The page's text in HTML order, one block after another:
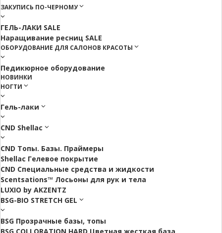
ЗАКУПИСЬ ПО-ЧЕРНОМУ
ГЕЛЬ-ЛАКИ SALE
Наращивание ресниц SALE
ОБОРУДОВАНИЕ ДЛЯ САЛОНОВ КРАСОТЫ
Педикюрное оборудование
НОВИНКИ
НОГТИ
Гель-лаки
CND Shellac
CND Топы. Базы. Праймеры
Shellac Гелевое покрытие
CND Специальные средства и жидкости
Scentsations™ Лосьоны для рук и тела
LUXIO by AKZENTZ
BSG-BIO STRETCH GEL
BSG Прозрачные базы, топы